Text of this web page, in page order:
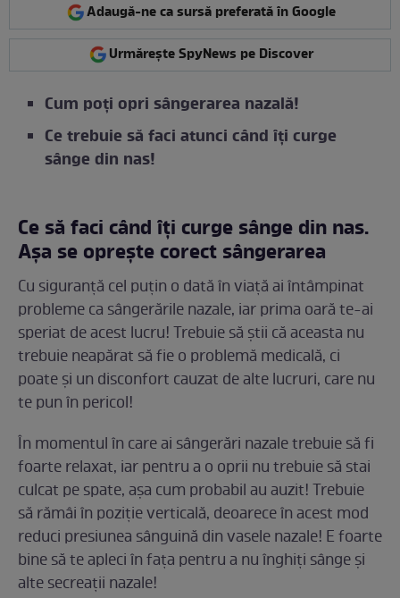
Adaugă-ne ca sursă preferată în Google
Urmărește SpyNews pe Discover
Cum poți opri sângerarea nazală!
Ce trebuie să faci atunci când îți curge
sânge din nas!
Ce să faci când îți curge sânge din nas.
Așa se oprește corect sângerarea
Cu siguranță cel puțin o dată în viață ai întâmpinat
probleme ca sângerările nazale, iar prima oară te-ai
speriat de acest lucru! Trebuie să știi că aceasta nu
trebuie neapărat să fie o problemă medicală, ci
poate și un disconfort cauzat de alte lucruri, care nu
te pun în pericol!
În momentul în care ai sângerări nazale trebuie să fi
foarte relaxat, iar pentru a o oprii nu trebuie să stai
culcat pe spate, așa cum probabil au auzit! Trebuie
să rămâi în poziție verticală, deoarece în acest mod
reduci presiunea sânguină din vasele nazale! E foarte
bine să te apleci în fața pentru a nu înghiți sânge și
alte secreații nazale!